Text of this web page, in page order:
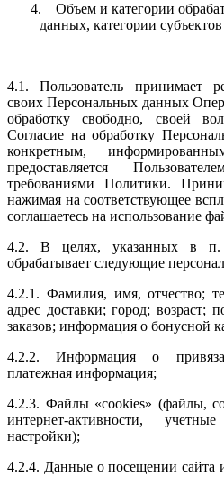
4. Объем и категории
данных, категории
4.1. Пользователь принимает
своих Персональных данных
обработку свободно, своей
Согласие на обработку
конкретным,
предоставляется
требованиями Политики.
нажимая на соответствующее
соглашаетесь на использование
4.2. В целях, указанных в п.
обрабатывает следующие
4.2.1. Фамилия, имя, отчество;
адрес доставки; город; возраст;
заказов; информация о бонусной
4.2.2. Информация о
платежная информация;
4.2.3. Файлы «cookies» (файлы,
интернет-активности,
настройки);
4.2.4. Данные о посещении сайта